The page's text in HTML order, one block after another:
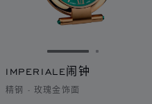
转到幻灯片 1
转到幻灯
IMPERIALE闹钟
精钢 - 玫瑰金饰面